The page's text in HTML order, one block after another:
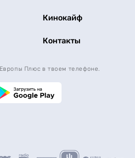
Кинокайф
Контакты
Плюс в твоем телефоне.